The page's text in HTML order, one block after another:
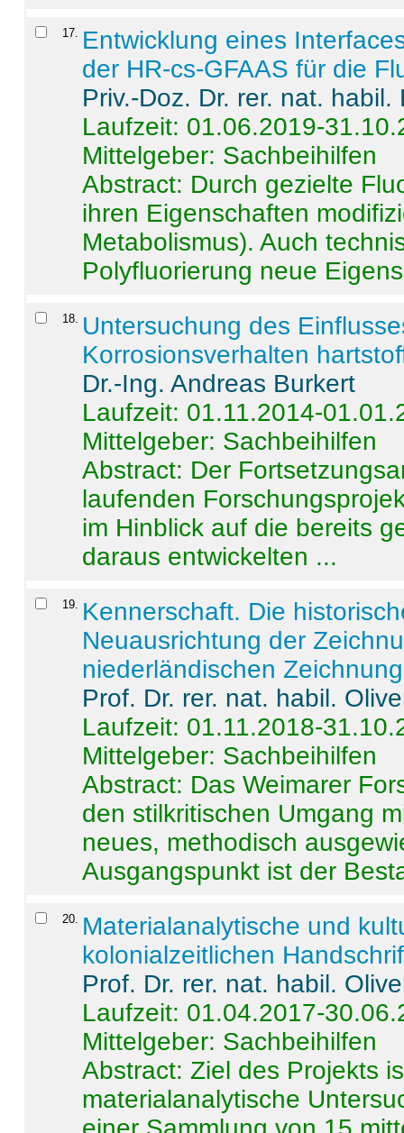
17
Entwicklung eines
der HR-cs-GFAAS für die
Priv.-Doz. Dr. rer. nat.
Laufzeit: 01.06.2019-
Mittelgeber: Sachbeihilfen
Abstract: Durch gezielte
ihren Eigenschaften
Metabolismus). Auch
Polyfluorierung neue
18
Untersuchung des
Korrosionsverhalten
Dr.-Ing. Andreas Burkert
Laufzeit: 01.11.2014-
Mittelgeber: Sachbeihilfen
Abstract: Der
laufenden
im Hinblick auf die bereits
daraus entwickelten ...
19
Kennerschaft. Die
Neuausrichtung der
niederländischen
Prof. Dr. rer. nat. habil.
Laufzeit: 01.11.2018-
Mittelgeber: Sachbeihilfen
Abstract: Das Weimarer
den stilkritischen Umgang
neues, methodisch
Ausgangspunkt ist der
20
Materialanalytische und
kolonialzeitlichen
Prof. Dr. rer. nat. habil.
Laufzeit: 01.04.2017-
Mittelgeber: Sachbeihilfen
Abstract:Ziel des Projekts
materialanalytische